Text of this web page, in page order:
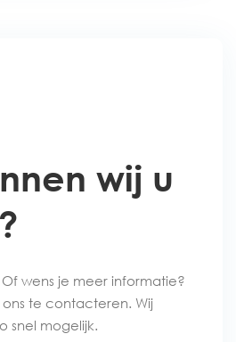
wij u
wens je meer informatie?
te contacteren. Wij
snel mogelijk.